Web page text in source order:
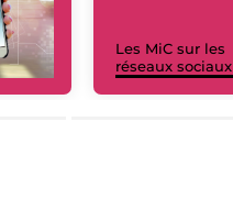
Les MiC sur les
réseaux sociaux